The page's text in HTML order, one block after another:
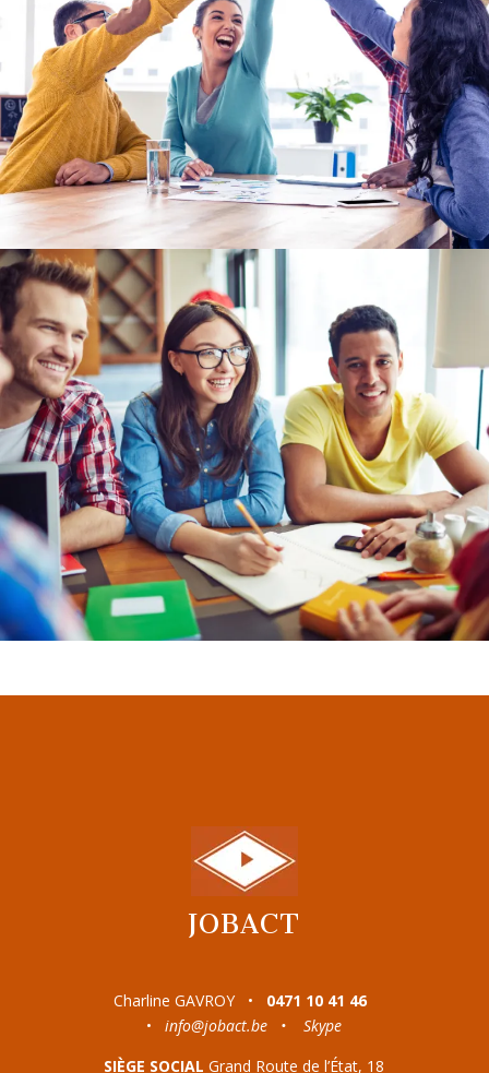
JOBACT
Charline GAVROY • 0471 10 41 46
•
info@jobact.be •Skype
SIÈGE SOCIAL Grand Route de l’État, 18